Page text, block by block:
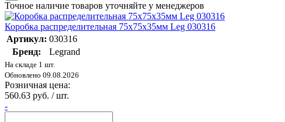
Точное наличие товаров уточняйте у менеджеров
Коробка распределительная 75х75х35мм Leg 030316
Артикул: 030316
Бренд:
Legrand
На складе 1 шт.
Обновлено 09.08.2026
Розничная цена:
560.63 руб. / шт.
-